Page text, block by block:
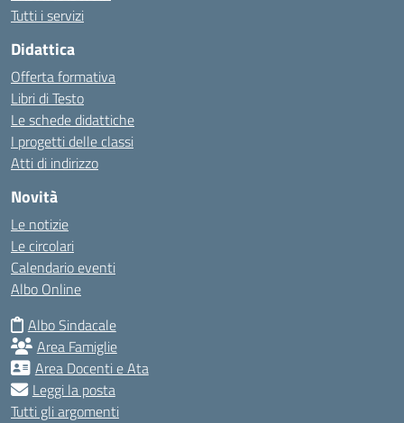
Tutti i servizi
Didattica
Offerta formativa
Libri di Testo
Le schede didattiche
I progetti delle classi
Atti di indirizzo
Novità
Le notizie
Le circolari
Calendario eventi
Albo Online
Albo Sindacale
Area Famiglie
Area Docenti e Ata
Leggi la posta
Tutti gli argomenti